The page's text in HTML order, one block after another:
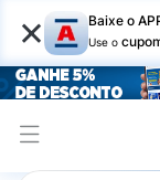
× Baixe o
Use o